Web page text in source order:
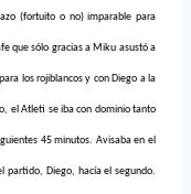
(fortuito o no) imparable para
que sólo gracias a Miku asustó a
los rojiblancos y con Diego a la
el Atleti se iba con dominio tanto
45 minutos. Avisaba en el
partido, Diego, hacía el segundo.